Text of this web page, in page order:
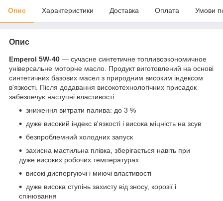
Опис Характеристики Доставка Оплата Умови
Опис
Emperol 5W-40 — сучасне синтетичне топливоэкономичное
універсальне моторне масло. Продукт виготовлений на основі
синтетичних базових масел з природним високим індексом
в'язкості. Після додавання високотехнологічних присадок
забезпечує наступні властивості:
зниження витрати палива: до 3 %
дуже високий індекс в'язкості і висока міцність на зсув
безпроблемний холодних запуск
захисна мастильна плівка, зберігається навіть при
дуже високих робочих температурах
високі диспергуючі і миючі властивості
дуже висока ступінь захисту від зносу, корозії і
спінювання